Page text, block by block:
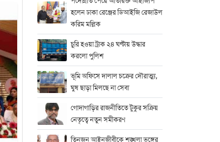
হলেন ঢাকা রেঞ্জের ডিআইজি রেজাউল
করিম মল্লিক
চুরি হওয়া ট্রাক ২৪ ঘণ্টায় উদ্ধার
করলো পুলিশ
ভূমি অফিসে দালাল চক্রের দৌরাত্ম্য,
ঘুষ ছাড়া মিলছে না সেবা
গোদাগাড়ির রাজনীতিতে টুকুর সক্রিয়
নেতৃত্বে নতুন সমীকরণ
তিনজন আইনজীবীকে শৃঙ্খলা ভঙ্গের